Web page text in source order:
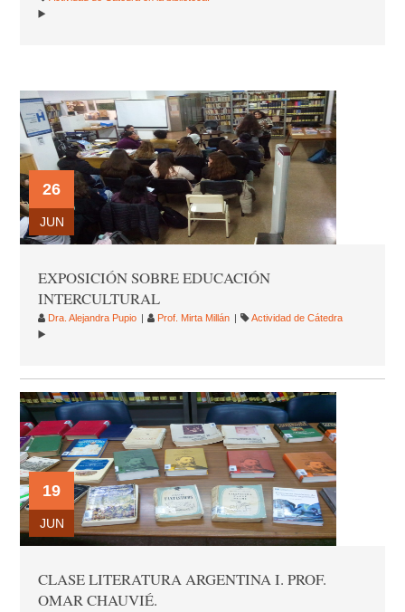
26
JUN
EXPOSICIÓN SOBRE EDUCACIÓN
INTERCULTURAL
Dra. Alejandra Pupio Prof. Mirta Millán Actividad de Cátedra
19
JUN
CLASE LITERATURA ARGENTINA I. PROF.
OMAR CHAUVIÉ.